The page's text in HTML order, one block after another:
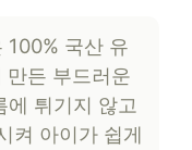
100% 국산 유
든 부드러운
에 튀기지 않고
켜 아이가 쉽게